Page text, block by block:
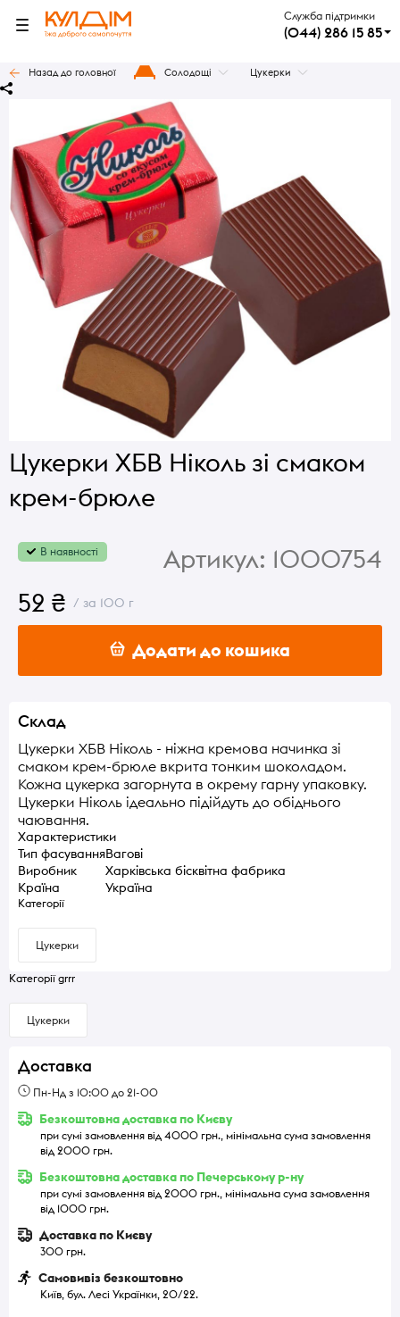
Служба підтримки
(044) 286 15 85
Назад до головної Солодощі Цукерки
Цукерки ХБВ Ніколь зі смаком
крем-брюле
В наявності Артикул: 1000754
52 ₴ / за 100 г
Додати до кошика
Склад
Цукерки ХБВ Ніколь - ніжна кремова начинка зі
смаком крем-брюле вкрита тонким шоколадом.
Кожна цукерка загорнута в окрему гарну упаковку.
Цукерки Ніколь ідеально підійдуть до обіднього
чаювання.
Характеристики
Тип фасуванняВагові
Виробник
Харківська бісквітна фабрика
Країна
Україна
Категорії
Цукерки
Категорії grrr
Цукерки
Доставка
Пн-Нд з 10:00 до 21-00
Безкоштовна доставка по Києву
при сумі замовлення від 4000 грн., мінімальна сума замовлення
від 2000 грн.
Безкоштовна доставка по Печерському р-ну
при сумі замовлення від 2000 грн., мінімальна сума замовлення
від 1000 грн.
Доставка по Києву
300 грн.
Самовивіз безкоштовно
Київ, бул. Лесі Українки, 20/22.